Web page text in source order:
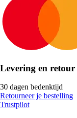
Levering en retour
30 dagen bedenktijd
Retourneer je bestelling
Trustpilot